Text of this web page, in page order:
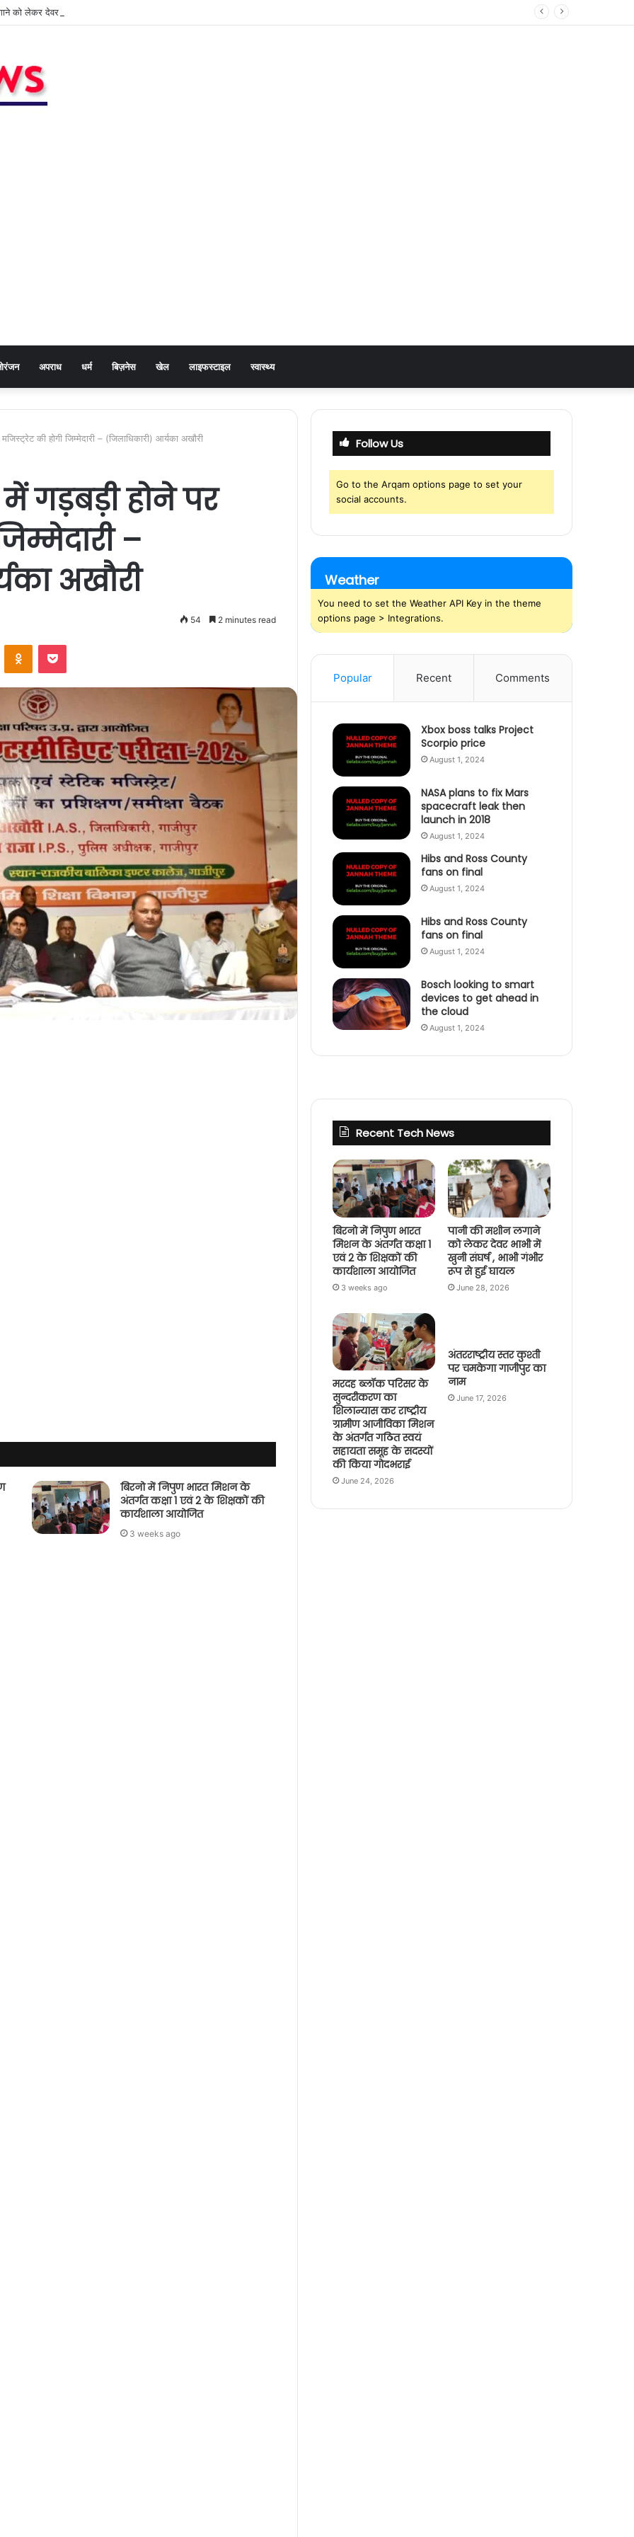
को लेकर देवर भाभी में खुनी संघर्ष , भाभी गंभीर रूप से हुई घायल
अपराध धर्म बिज़नेस खेल लाइफस्टाइल स्वास्थ्य
मजिस्ट्रेट की होगी जिम्मेदारी – (जिलाधिकारी) आर्यका अखौरी
में गड़बड़ी होने पर
–
अखौरी
54 2 minutes read
बिरनो में निपुण भारत मिशन के
अंतर्गत कक्षा 1 एवं 2 के शिक्षकों की
कार्यशाला आयोजित
3 weeks ago
Follow Us
Go to the Arqam options page to set your
social accounts.
Weather
You need to set the Weather API Key in the theme
options page > Integrations.
Popular Recent Comments
Xbox boss talks Project
Scorpio price
August 1, 2024
NASA plans to fix Mars
spacecraft leak then
launch in 2018
August 1, 2024
Hibs and Ross County
fans on final
August 1, 2024
Hibs and Ross County
fans on final
August 1, 2024
Bosch looking to smart
devices to get ahead in
the cloud
August 1, 2024
Recent Tech News
बिरनो में निपुण भारत
मिशन के अंतर्गत कक्षा 1
एवं 2 के शिक्षकों की
कार्यशाला आयोजित
3 weeks ago
पानी की मशीन लगाने
को लेकर देवर भाभी में
खुनी संघर्ष , भाभी गंभीर
रूप से हुई घायल
June 28, 2026
मरदह ब्लॉक परिसर के
सुन्दरीकरण का
शिलान्यास कर राष्ट्रीय
ग्रामीण आजीविका मिशन
के अंतर्गत गठित स्वयं
सहायता समूह के सदस्यों
की किया गोदभराई
June 24, 2026
अंतरराष्ट्रीय स्तर कुश्ती
पर चमकेगा गाजीपुर का
नाम
June 17, 2026